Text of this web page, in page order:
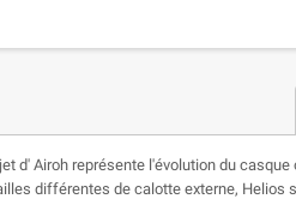
d' Airoh représente l'évolution du
différentes de calotte externe, Helios